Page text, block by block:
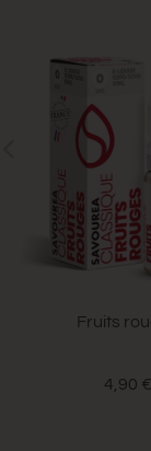
Fruits
4,90 €